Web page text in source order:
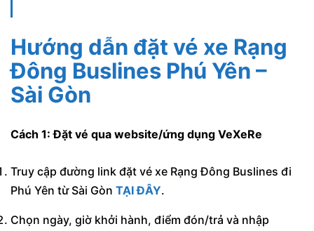
Hướng dẫn đặt vé xe Rạng
Đông Buslines Phú Yên –
Sài Gòn
Cách 1: Đặt vé qua website/ứng dụng VeXeRe
Truy cập đường link đặt vé xe Rạng Đông Buslines đi
Phú Yên từ Sài Gòn TẠI ĐÂY.
Chọn ngày, giờ khởi hành, điểm đón/trả và nhập